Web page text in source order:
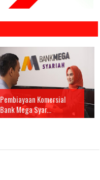
Pembiayaan Komersial
Bank Mega Syar...